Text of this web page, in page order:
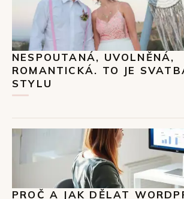
NESPOUTANÁ, UVOLNĚNÁ,
ROMANTICKÁ. TO JE
STYLU
PROČ A JAK DĚLAT